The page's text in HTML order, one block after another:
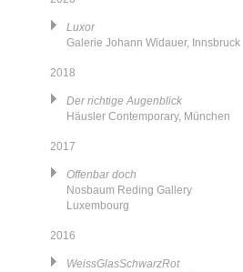
Luxor
Galerie Johann Widauer, Innsbruck
2018
Der richtige Augenblick
Häusler Contemporary, München
2017
Offenbar doch
Nosbaum Reding Gallery
Luxembourg
2016
WeissGlasSchwarzRot